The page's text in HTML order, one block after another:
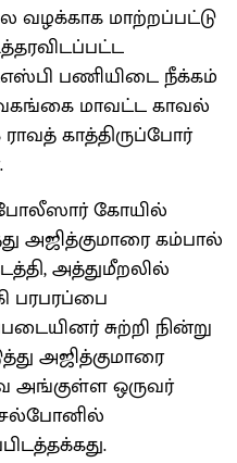
வழக்காக மாற்றப்பட்டு
பணியிடை நீக்கம்
மாவட்ட காவல்
காத்திருப்போர்
கோயில்
அஜித்குமாரை கம்பால்
அத்துமீறலில்
பரபரப்பை
சுற்றி நின்று
அஜித்குமாரை
அங்குள்ள ஒருவர்